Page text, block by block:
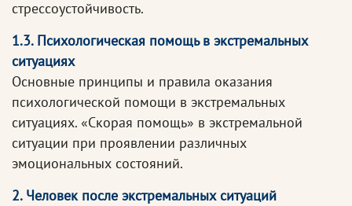
стрессоустойчивость.
1.3. Психологическая помощь в экстремальных
ситуациях
Основные принципы и правила оказания
психологической помощи в экстремальных
ситуациях. «Скорая помощь» в экстремальной
ситуации при проявлении различных
эмоциональных состояний.
2. Человек после экстремальных ситуаций